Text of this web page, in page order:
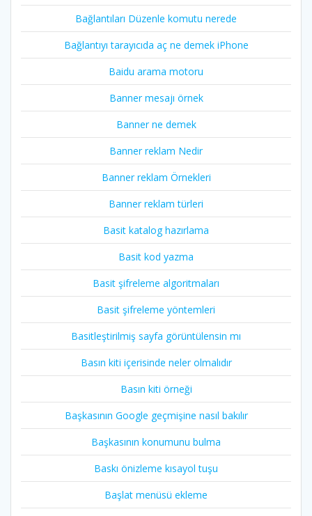
Bağlantıları Düzenle komutu nerede
Bağlantıyı tarayıcıda aç ne demek iPhone
Baidu arama motoru
Banner mesajı örnek
Banner ne demek
Banner reklam Nedir
Banner reklam Örnekleri
Banner reklam türleri
Basit katalog hazırlama
Basit kod yazma
Basit şifreleme algoritmaları
Basit şifreleme yöntemleri
Basitleştirilmiş sayfa görüntülensin mı
Basın kiti içerisinde neler olmalıdır
Basın kiti örneği
Başkasının Google geçmişine nasıl bakılır
Başkasının konumunu bulma
Baskı önizleme kısayol tuşu
Başlat menüsü ekleme